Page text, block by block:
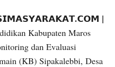
|
Kabupaten Maros
dan Evaluasi
(KB) Sipakalebbi, Desa